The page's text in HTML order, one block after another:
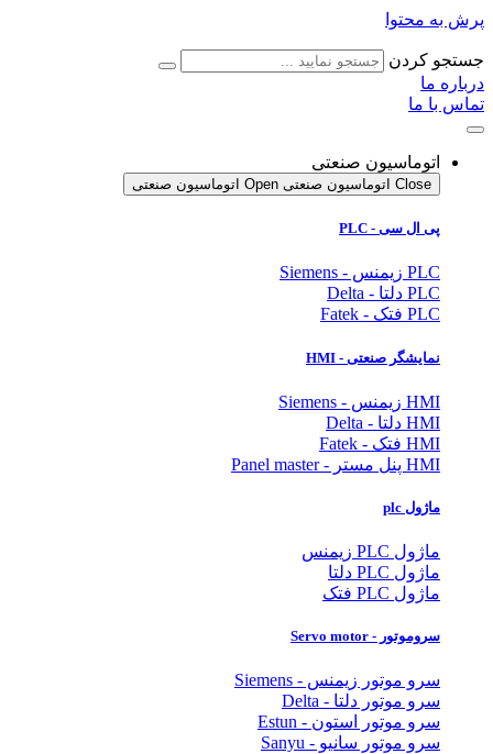
پرش به محتوا
جستجو کردن
درباره ما
تماس با ما
اتوماسیون صنعتی
Close اتوماسیون صنعتی Open اتوماسیون صنعتی
پی ال سی - PLC
PLC زیمنس - Siemens
PLC دلتا - Delta
PLC فتک - Fatek
نمایشگر صنعتی - HMI
HMI زیمنس - Siemens
HMI دلتا - Delta
HMI فتک - Fatek
HMI پنل مستر - Panel master
ماژول plc
ماژول PLC زیمنس
ماژول PLC دلتا
ماژول PLC فتک
سروموتور - Servo motor
سرو موتور زیمنس - Siemens
سرو موتور دلتا - Delta
سرو موتور استون - Estun
سرو موتور سانیو - Sanyu